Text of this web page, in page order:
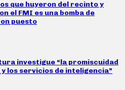
que huyeron del recinto y
el FMI es una bomba de
puesto
investigue “la promiscuidad
los servicios de inteligencia”